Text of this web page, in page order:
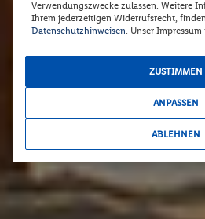
Verwendungszwecke zulassen. Weitere
Ihrem jederzeitigen Widerrufsrecht,
Datenschutzhinweisen. Unser Impressum
ZUSTIMMEN
ANPASSEN
ABLEHNEN